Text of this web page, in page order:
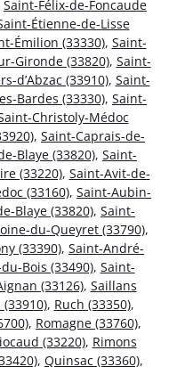
Saint-Félix-de-Foncaude
Étienne-de-Lisse
Émilion (33330), Saint-
Gironde (33820), Saint-
d’Abzac (33910), Saint-
Bardes (33330), Saint-
Christoly-Médoc
, Saint-Caprais-de-
Blaye (33820), Saint-
(33220), Saint-Avit-de-
(33160), Saint-Aubin-
Blaye (33820), Saint-
du-Queyret (33790),
(33390), Saint-André-
Bois (33490), Saint-
(33126), Saillans
, Ruch (33350),
, Romagne (33760),
(33220), Rimons
, Quinsac (33360),